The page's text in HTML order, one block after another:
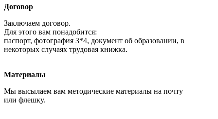
Договор
Заключаем договор.
Для этого вам понадобится:
паспорт, фотография 3*4, документ об образовании, в
некоторых случаях трудовая книжка.
Материалы
Мы высылаем вам методические материалы на почту
или флешку.